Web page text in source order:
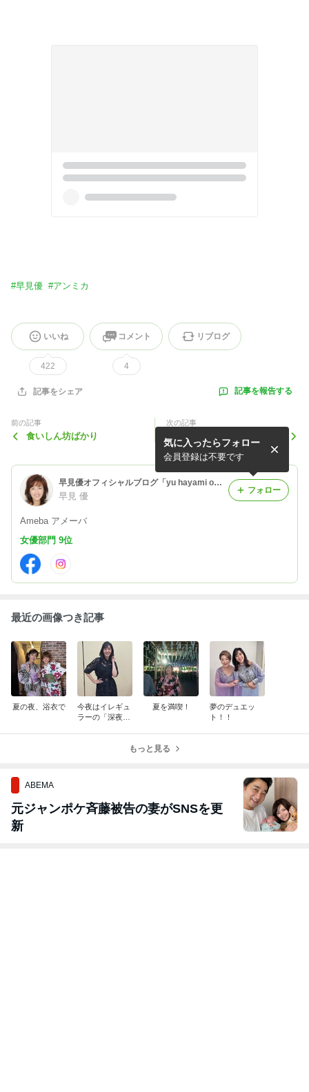
#早見優 #アンミカ
いいね
422
コメント
4
リブログ
記事をシェア 記事を報告する
前の記事
食いしん坊ばかり
次の記事
今夜はイタリアン
早見優オフィシャルブログ「yu hayami official blog」Powered by Ameba
早見 優
Ameba アメーバ
気に入ったらフォロー
会員登録は不要です
フォロー
女優部門 9位
最近の画像つき記事
夏の夜、浴衣で
今夜はイレギュ
ラーの「深夜便
夏を満喫！
夢のデュエッ
ト！！
もっと見る
ABEMA
元ジャンポケ斉藤被告の妻がSNSを更
新